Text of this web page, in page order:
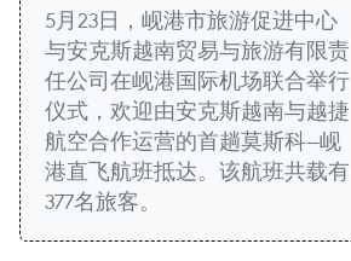
5月23日，岘港市旅游促进中心
与安克斯越南贸易与旅游有限责
任公司在岘港国际机场联合举行
仪式，欢迎由安克斯越南与越捷
航空合作运营的首趟莫斯科—岘
港直飞航班抵达。该航班共载有
377名旅客。